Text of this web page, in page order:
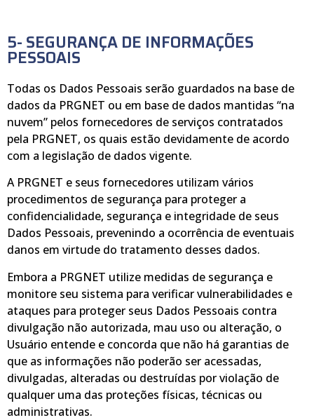
5- SEGURANÇA DE INFORMAÇÕES
PESSOAIS
Todas os Dados Pessoais serão guardados na base de
dados da PRGNET ou em base de dados mantidas “na
nuvem” pelos fornecedores de serviços contratados
pela PRGNET, os quais estão devidamente de acordo
com a legislação de dados vigente.
A PRGNET e seus fornecedores utilizam vários
procedimentos de segurança para proteger a
confidencialidade, segurança e integridade de seus
Dados Pessoais, prevenindo a ocorrência de eventuais
danos em virtude do tratamento desses dados.
Embora a PRGNET utilize medidas de segurança e
monitore seu sistema para verificar vulnerabilidades e
ataques para proteger seus Dados Pessoais contra
divulgação não autorizada, mau uso ou alteração, o
Usuário entende e concorda que não há garantias de
que as informações não poderão ser acessadas,
divulgadas, alteradas ou destruídas por violação de
qualquer uma das proteções físicas, técnicas ou
administrativas.